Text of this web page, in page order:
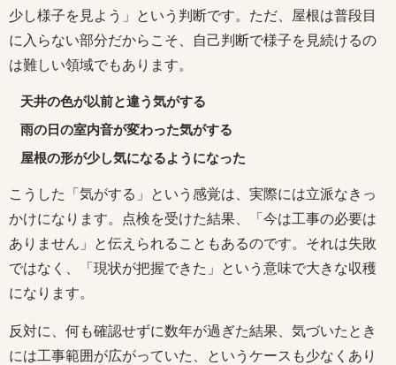
少し様子を見よう」という判断です。ただ、屋根は普段目
に入らない部分だからこそ、自己判断で様子を見続けるの
は難しい領域でもあります。
天井の色が以前と違う気がする
雨の日の室内音が変わった気がする
屋根の形が少し気になるようになった
こうした「気がする」という感覚は、実際には立派なきっ
かけになります。点検を受けた結果、「今は工事の必要は
ありません」と伝えられることもあるのです。それは失敗
ではなく、「現状が把握できた」という意味で大きな収穫
になります。
反対に、何も確認せずに数年が過ぎた結果、気づいたとき
には工事範囲が広がっていた、というケースも少なくあり